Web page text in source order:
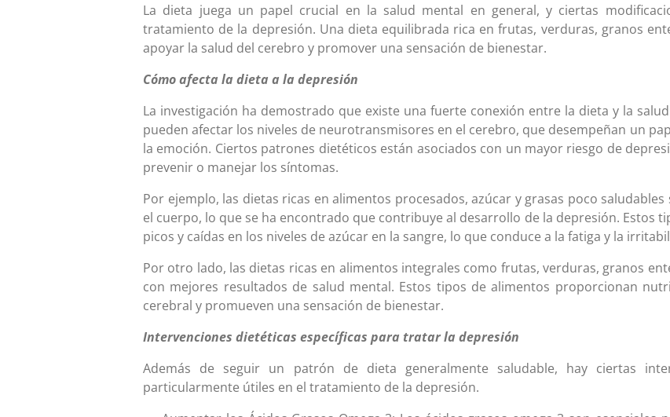
La dieta juega un papel crucial en la salud mental en general, y ciertas
tratamiento de la depresión. Una dieta equilibrada rica en frutas, verduras, granos
apoyar la salud del cerebro y promover una sensación de bienestar.
Cómo afecta la dieta a la depresión
La investigación ha demostrado que existe una fuerte conexión entre la dieta y la
pueden afectar los niveles de neurotransmisores en el cerebro, que desempeñan un
la emoción. Ciertos patrones dietéticos están asociados con un mayor riesgo de
prevenir o manejar los síntomas.
Por ejemplo, las dietas ricas en alimentos procesados, azúcar y grasas poco
el cuerpo, lo que se ha encontrado que contribuye al desarrollo de la depresión. Estos
picos y caídas en los niveles de azúcar en la sangre, lo que conduce a la fatiga y la
Por otro lado, las dietas ricas en alimentos integrales como frutas, verduras, granos
con mejores resultados de salud mental. Estos tipos de alimentos proporcionan
cerebral y promueven una sensación de bienestar.
Intervenciones dietéticas específicas para tratar la depresión
Además de seguir un patrón de dieta generalmente saludable, hay ciertas
particularmente útiles en el tratamiento de la depresión.